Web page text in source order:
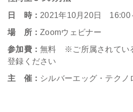
日 時： 2021年10月20日 16:00
場 所： Zoomウェビナー
参加費：無料 ※ご所属されてい
登録ください
主 催： シルバーエッグ・テクノ